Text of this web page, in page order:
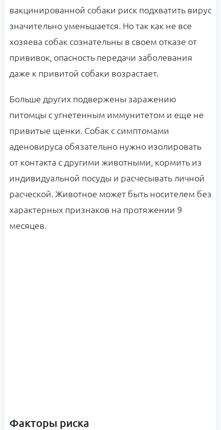
вакцинированной собаки риск подхватить вирус
значительно уменьшается. Но так как не все
хозяева собак сознательны в своем отказе от
прививок, опасность передачи заболевания
даже к привитой собаки возрастает.
Больше других подвержены заражению
питомцы с угнетенным иммунитетом и еще не
привитые щенки. Собак с симптомами
аденовируса обязательно нужно изолировать
от контакта с другими животными, кормить из
индивидуальной посуды и расчесывать личной
расческой. Животное может быть носителем без
характерных признаков на протяжении 9
месяцев.
Факторы риска